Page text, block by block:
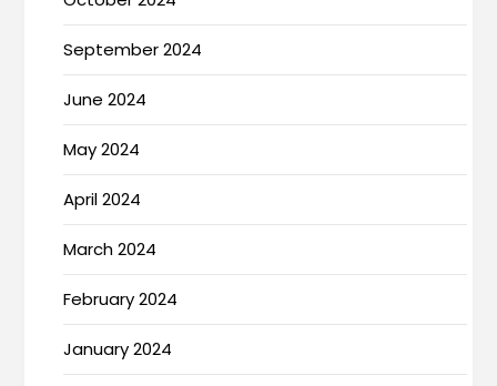
September 2024
June 2024
May 2024
April 2024
March 2024
February 2024
January 2024